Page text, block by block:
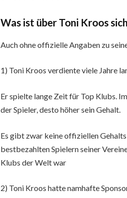
Was ist über Toni Kroos
Auch ohne offizielle Angaben zu
1) Toni Kroos verdiente viele Jahre
Er spielte lange Zeit für Top Klubs.
der Spieler, desto höher sein Gehalt.
Es gibt zwar keine offiziellen
bestbezahlten Spielern seiner
Klubs der Welt war
2) Toni Kroos hatte namhafte